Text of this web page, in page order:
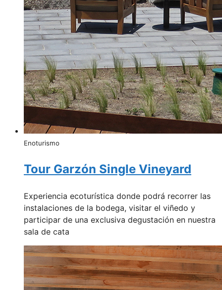
Enoturismo
Tour Garzón Single Vineyard
Experiencia ecoturística donde podrá recorrer las
instalaciones de la bodega, visitar el viñedo y
participar de una exclusiva degustación en nuestra
sala de cata